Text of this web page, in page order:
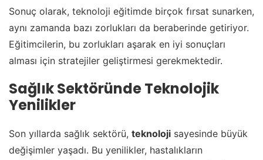
Sonuç olarak, teknoloji eğitimde birçok fırsat sunarken,
aynı zamanda bazı zorlukları da beraberinde getiriyor.
Eğitimcilerin, bu zorlukları aşarak en iyi sonuçları
alması için stratejiler geliştirmesi gerekmektedir.
Sağlık Sektöründe Teknolojik
Yenilikler
Son yıllarda sağlık sektörü, teknoloji sayesinde büyük
değişimler yaşadı. Bu yenilikler, hastalıkların